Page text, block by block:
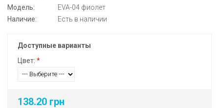
Модель:
EVA-04 фиолет
Наличие:
Есть в наличии
Доступные варианты
Цвет: *
138.20 грн